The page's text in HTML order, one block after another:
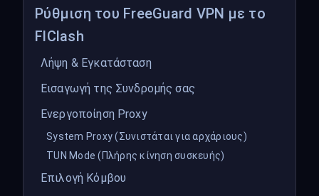
Ρύθμιση του FreeGuard VPN με το
FlClash
Λήψη & Εγκατάσταση
Εισαγωγή της Συνδρομής σας
Ενεργοποίηση Proxy
System Proxy (Συνιστάται για αρχάριους)
TUN Mode (Πλήρης κίνηση συσκευής)
Επιλογή Κόμβου